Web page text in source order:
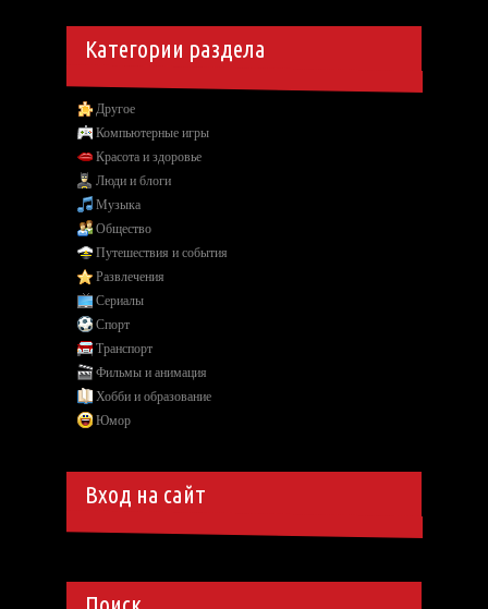
Категории раздела
Другое
Компьютерные игры
Красота и здоровье
Люди и блоги
Музыка
Общество
Путешествия и события
Развлечения
Сериалы
Спорт
Транспорт
Фильмы и анимация
Хобби и образование
Юмор
Вход на сайт